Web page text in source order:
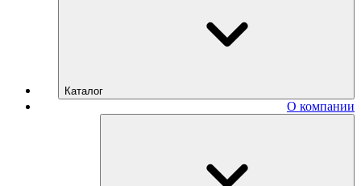
Каталог
О компании